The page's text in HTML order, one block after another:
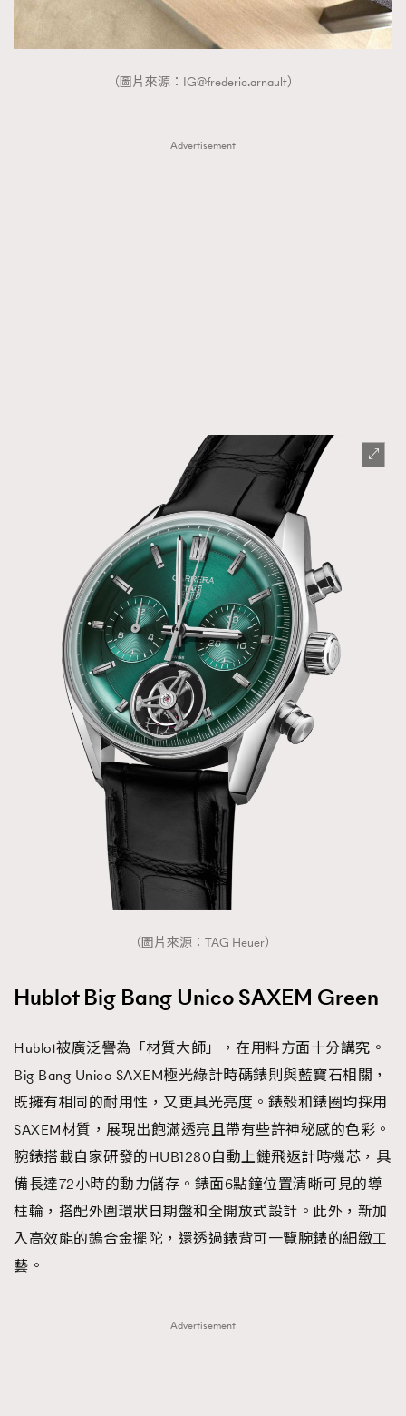
（圖片來源： IG@frederic.arnault）
Advertisement
（圖片來源：TAG Heuer）
Hublot Big Bang Unico SAXEM Green
Hublot被廣泛譽為「材質大師」，在用料方面十分講究。
Big Bang Unico SAXEM極光綠計時碼錶則與藍寶石相關，
既擁有相同的耐用性，又更具光亮度。錶殼和錶圈均採用
SAXEM材質，展現出飽滿透亮且帶有些許神秘感的色彩。
腕錶搭載自家研發的HUB1280自動上鏈飛返計時機芯，具
備長達72小時的動力儲存。錶面6點鐘位置清晰可見的導
柱輪，搭配外圍環狀日期盤和全開放式設計。此外，新加
入高效能的鎢合金擺陀，還透過錶背可一覽腕錶的細緻工
藝。
Advertisement